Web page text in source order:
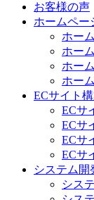
お客様の声
ホームペー
ホー
ホー
ホー
ホー
ECサイト
ECサ
ECサ
ECサ
ECサ
システム開
シス